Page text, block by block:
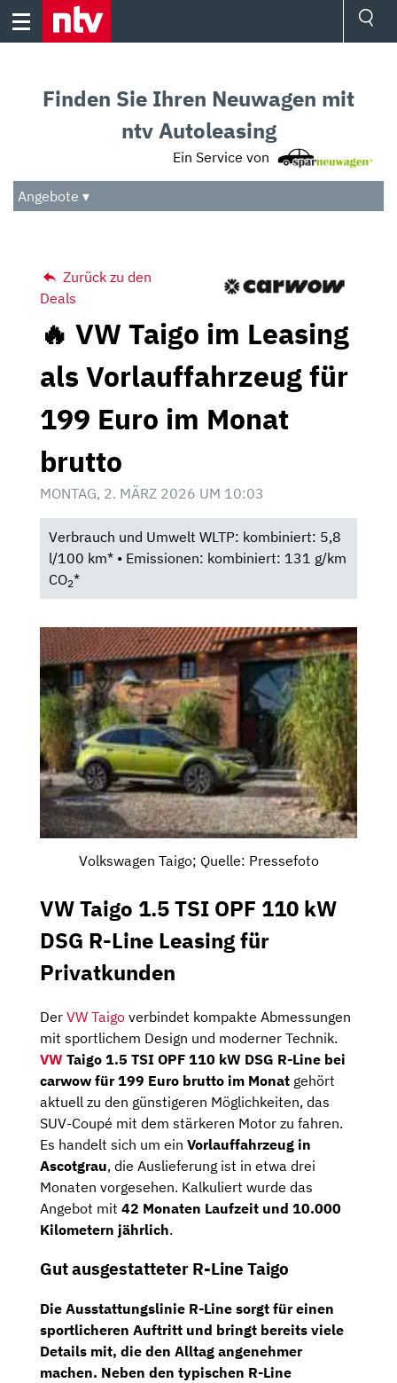
Skip
Audio
Das Beste
Finden Sie Ihren Neuwagen mit
ntv Autoleasing
Ein Service von
Angebote ▾
Zurück zu den
Deals
🔥 VW Taigo im Leasing
als Vorlauffahrzeug für
199 Euro im Monat
brutto
MONTAG, 2. MÄRZ 2026 UM 10:03
Verbrauch und Umwelt WLTP: kombiniert: 5,8
l/100 km* • Emissionen: kombiniert: 131 g/km
CO2*
Volkswagen Taigo; Quelle: Pressefoto
VW Taigo 1.5 TSI OPF 110 kW
DSG R-Line Leasing für
Privatkunden
Der VW Taigo verbindet kompakte Abmessungen
mit sportlichem Design und moderner Technik.
VW Taigo 1.5 TSI OPF 110 kW DSG R-Line bei
carwow für 199 Euro brutto im Monat gehört
aktuell zu den günstigeren Möglichkeiten, das
SUV-Coupé mit dem stärkeren Motor zu fahren.
Es handelt sich um ein Vorlauffahrzeug in
Ascotgrau, die Auslieferung ist in etwa drei
Monaten vorgesehen. Kalkuliert wurde das
Angebot mit 42 Monaten Laufzeit und 10.000
Kilometern jährlich.
Gut ausgestatteter R-Line Taigo
Die Ausstattungslinie R-Line sorgt für einen
sportlicheren Auftritt und bringt bereits viele
Details mit, die den Alltag angenehmer
machen. Neben den typischen R-Line